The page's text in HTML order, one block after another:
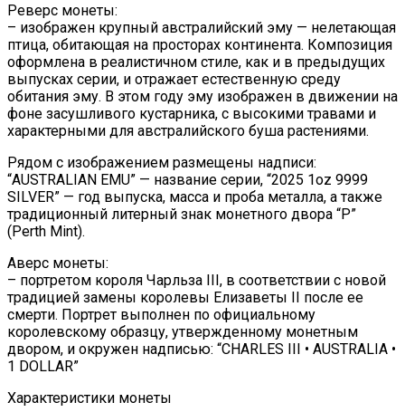
Реверс монеты:
– изображен крупный австралийский эму — нелетающая
птица, обитающая на просторах континента. Композиция
оформлена в реалистичном стиле, как и в предыдущих
выпусках серии, и отражает естественную среду
обитания эму. В этом году эму изображен в движении на
фоне засушливого кустарника, с высокими травами и
характерными для австралийского буша растениями.
Рядом с изображением размещены надписи:
“AUSTRALIAN EMU” — название серии, “2025 1oz 9999
SILVER” — год выпуска, масса и проба металла, а также
традиционный литерный знак монетного двора “P”
(Perth Mint).
Аверс монеты:
– портретом короля Чарльза III, в соответствии с новой
традицией замены королевы Елизаветы II после ее
смерти. Портрет выполнен по официальному
королевскому образцу, утвержденному монетным
двором, и окружен надписью: “CHARLES III • AUSTRALIA •
1 DOLLAR”
Характеристики монеты